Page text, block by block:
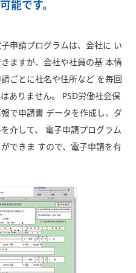
能です。
申請プログラムは、会社に い
ますが、会社や社員の基 本情
ごとに社名や住所など を毎回
ありません。 PSD労働社会保
で申請書 データを作成し、ダ
介して、 電子申請プログラム
できま すので、電子申請を有